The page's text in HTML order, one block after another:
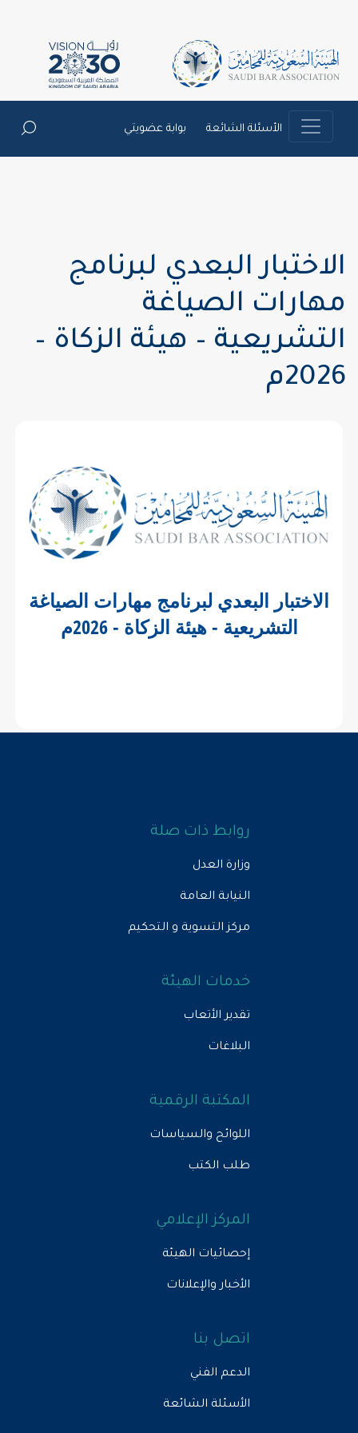
الأسئلة الشائعة بوابة عضويتي
الاختبار البعدي لبرنامج
مهارات الصياغة
التشريعية – هيئة الزكاة –
2026م
الاختبار البعدي لبرنامج مهارات الصياغة
التشريعية - هيئة الزكاة - 2026م
روابط ذات صلة
وزارة العدل
النيابة العامة
مركز التسوية و التحكيم
خدمات الهيئة
تقدير الأتعاب
البلاغات
المكتبة الرقمية
اللوائح والسياسات
طلب الكتب
المركز الإعلامي
إحصائيات الهيئة
الأخبار والإعلانات
اتصل بنا
الدعم الفني
الأسئلة الشائعة